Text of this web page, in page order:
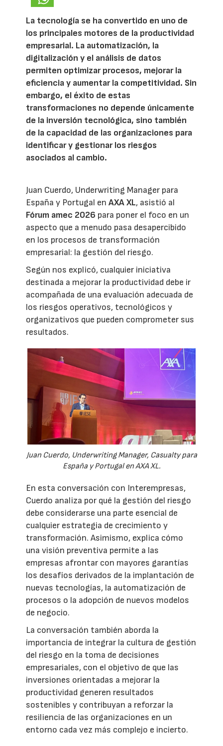
La tecnología se ha convertido en uno de
los principales motores de la productividad
empresarial. La automatización, la
digitalización y el análisis de datos
permiten optimizar procesos, mejorar la
eficiencia y aumentar la competitividad. Sin
embargo, el éxito de estas
transformaciones no depende únicamente
de la inversión tecnológica, sino también
de la capacidad de las organizaciones para
identificar y gestionar los riesgos
asociados al cambio.
Juan Cuerdo, Underwriting Manager para
España y Portugal enAXA XL, asistió al
Fórum amec 2026 para poner el foco en un
aspecto que a menudo pasa desapercibido
en los procesos de transformación
empresarial: la gestión del riesgo.
Según nos explicó, cualquier iniciativa
destinada a mejorar la productividad debe ir
acompañada de una evaluación adecuada de
los riesgos operativos, tecnológicos y
organizativos que pueden comprometer sus
resultados.
Juan Cuerdo, Underwriting Manager, Casualty para
España y Portugal en AXA XL.
En esta conversación con Interempresas,
Cuerdo analiza por qué la gestión del riesgo
debe considerarse una parte esencial de
cualquier estrategia de crecimiento y
transformación. Asimismo, explica cómo
una visión preventiva permite a las
empresas afrontar con mayores garantías
los desafíos derivados de la implantación de
nuevas tecnologías, la automatización de
procesos o la adopción de nuevos modelos
de negocio.
La conversación también aborda la
importancia de integrar la cultura de gestión
del riesgo en la toma de decisiones
empresariales, con el objetivo de que las
inversiones orientadas a mejorar la
productividad generen resultados
sostenibles y contribuyan a reforzar la
resiliencia de las organizaciones en un
entorno cada vez más complejo e incierto.